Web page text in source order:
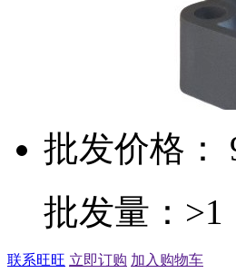
批发价格：
批发量：>1
联系旺旺 立即订购 加入购物车